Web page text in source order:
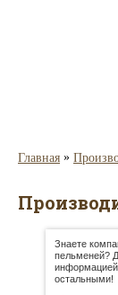
Главная »
Знаете
пельменей?
остальными!